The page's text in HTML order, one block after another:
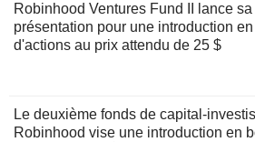
Robinhood Ventures Fund II lance
présentation pour une introduction
d'actions au prix attendu de 25 $
Le deuxième fonds de capital-
Robinhood vise une introduction en